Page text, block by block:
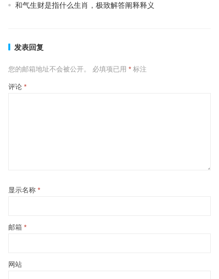
和气生财是指什么生肖，极致解答阐释释义
发表回复
您的邮箱地址不会被公开。 必填项已用 *标注
评论 *
显示名称 *
邮箱 *
网站